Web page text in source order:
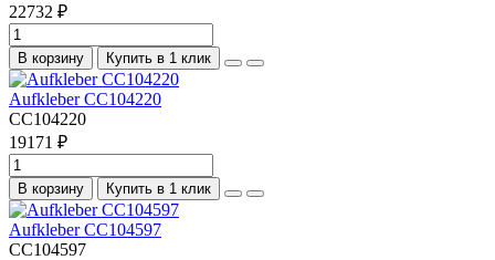
22732 ₽
В корзину Купить в 1 клик
Aufkleber CC104220
CC104220
19171 ₽
В корзину Купить в 1 клик
Aufkleber CC104597
CC104597